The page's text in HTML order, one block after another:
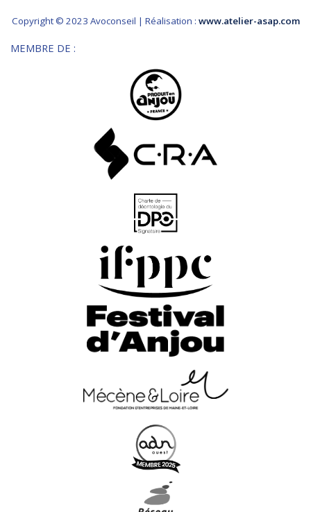
Copyright © 2023 Avoconseil | Réalisation : www.atelier-asap.com
MEMBRE DE :